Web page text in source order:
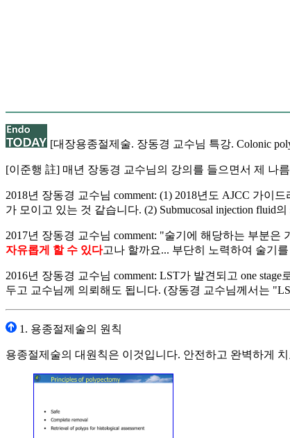
[대장용종절제술. 장동경 교수님 특강. Colonic
[이준행 註] 매년 장동경 교수님의 강의를 들으면서 제 나
2018년 장동경 교수님 comment: (1) 2018년도 AJCC 가이
가 모이고 있는 것 같습니다. (2) Submucosal injection fluid
2017년 장동경 교수님 comment: "술기에 해당하는 부분
자유롭게 할 수 있다고나 할까요... 부단히 노력하여 술기
2016년 장동경 교수님 comment: LST가 발견되고 one
두고 교수님께 의뢰해도 됩니다. (장동경 교수님께서는
1. 용종절제술의 원칙
용종절제술의 대원칙은 이것입니다. 안전하고 완벽하게